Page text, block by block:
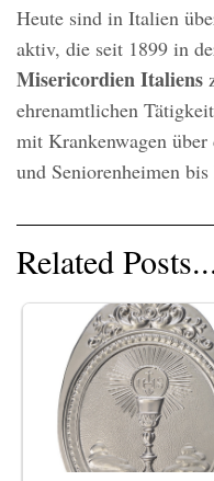
Heute sind in Italien
aktiv, die seit 1899 in
Misericordien Italiens
ehrenamtlichen
mit Krankenwagen
und Seniorenheimen
Related